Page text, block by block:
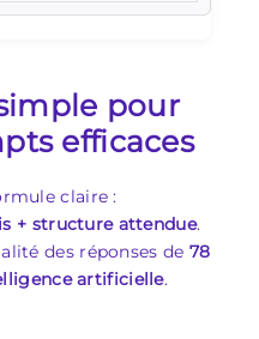
pour
efficaces
claire :
+ structure attendue.
des réponses de 78
artificielle.